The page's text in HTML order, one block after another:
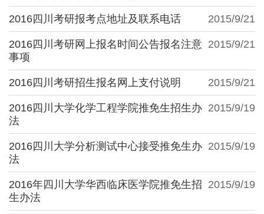
2015/9/21
2016四川考研报考点地址及联系电话
2015/9/21
2016四川考研网上报名时间公告报名注意
事项
2015/9/21
2016四川考研招生报名网上支付说明
2015/9/19
2016四川大学化学工程学院推免生招生办
法
2015/9/19
2016四川大学分析测试中心接受推免生办
法
2015/9/19
2016年四川大学华西临床医学院推免生招
生办法